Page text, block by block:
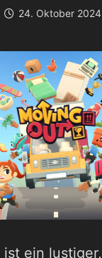
24. Oktober 2024
ein lustiger,